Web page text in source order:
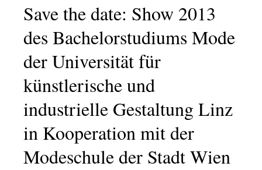
Save the date: Show 2013
des Bachelorstudiums Mode
der Universität für
künstlerische und
industrielle Gestaltung Linz
in Kooperation mit der
Modeschule der Stadt Wien